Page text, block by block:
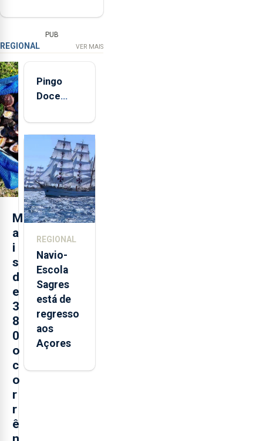
PUB
REGIONAL VER MAIS
M
a
i
s
d
e
3
8
0
o
c
o
r
r
ê
Pingo
Doce
quinta-
feira nova
loja em
São
Sebastião
e cria 30
postos de
REGIONAL
Navio-
Escola
Sagres
está de
regresso
aos
Açores